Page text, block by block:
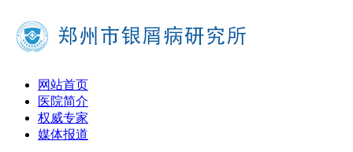
网站首页
医院简介
权威专家
媒体报道